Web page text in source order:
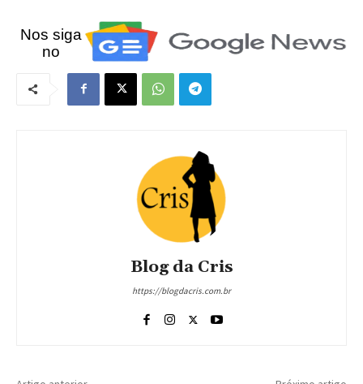
Nos siga
no
Blog da Cris
https://blogdacris.com.br